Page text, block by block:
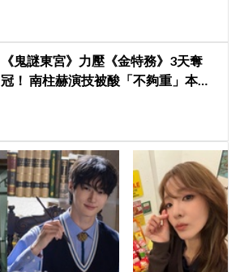
《鬼謎東宮》力壓《金特務》3天奪
冠！ 南柱赫演技被酸「不夠重」本人